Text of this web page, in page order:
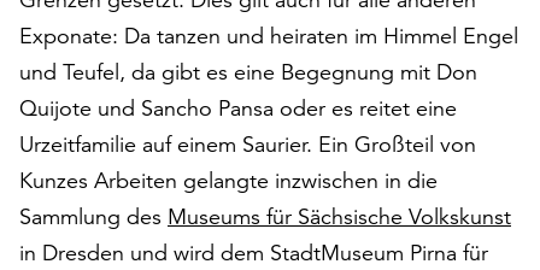
ausgeführt.
Möchten
Sie
die
Cookies
anpassen,
erreichen
Exponate: Da tanzen und heiraten im Himmel Engel
und Teufel, da gibt es eine Begegnung mit Don
Quijote und Sancho Pansa oder es reitet eine
Urzeitfamilie auf einem Saurier. Ein Großteil von
Kunzes Arbeiten gelangte inzwischen in die
Sammlung des Museums für Sächsische Volkskunst
in Dresden und wird dem StadtMuseum Pirna für